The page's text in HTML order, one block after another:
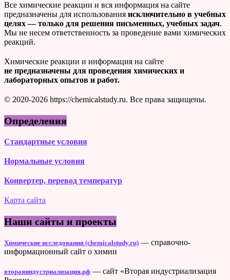
Все химические реакции и вся информация на сайте
предназначены для использования исключительно в учебных
целях — только для решения письменных, учебных задач.
Мы не несем ответственность за проведение вами химических
реакций.
Химические реакции и информация на сайте
не предназначены для проведения химических и
лабораторных опытов и работ.
© 2020-2026 https://chemicalstudy.ru. Все права защищены.
Определения
Стандартные условия
Нормальные условия
Конвертер, перевод температур
Карта сайта
Наши сайты и проекты
Химические исследования (chemicalstudy.ru) — справочно-
информационный сайт о химии
втораяиндустриализация.рф — сайт «Вторая индустриализация